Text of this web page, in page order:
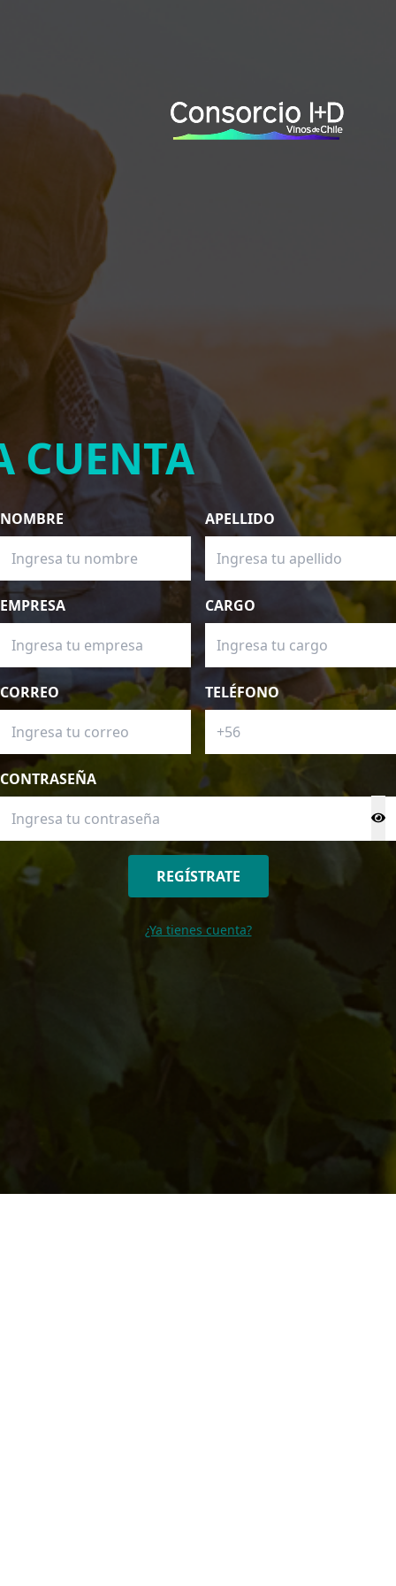
CUENTA
NOMBRE APELLIDO
EMPRESA CARGO
CORREO TELÉFONO
CONTRASEÑA
REGÍSTRATE
¿Ya tienes cuenta?